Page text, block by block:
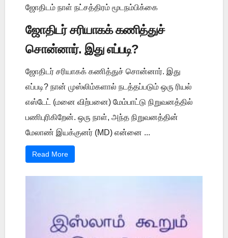
ஜோதிடம் நாள் நட்சத்திரம் மூடநம்பிக்கை
ஜோதிடர் சரியாகக் கணித்துச்
சொன்னார். இது எப்படி?
ஜோதிடர் சரியாகக் கணித்துச் சொன்னார். இது
எப்படி? நான் முஸ்லிம்களால் நடத்தப்படும் ஒரு ரியல்
எஸ்டேட் (மனை விற்பனை) மேம்பாட்டு நிறுவனத்தில்
பணிபுரிகிறேன். ஒரு நாள், அந்த நிறுவனத்தின்
மேலாண் இயக்குனர் (MD) என்னை ...
Read More